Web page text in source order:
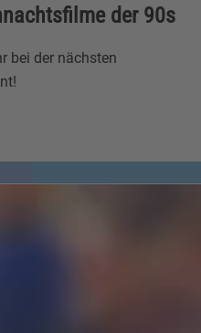
der 90s
bei der nächsten